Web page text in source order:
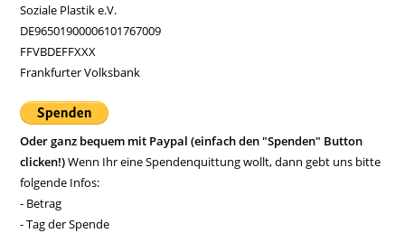
Soziale Plastik e.V.
DE96501900006101767009
FFVBDEFFXXX
Frankfurter Volksbank
Oder ganz bequem mit Paypal (einfach den "Spenden" Button
clicken!)Wenn Ihr eine Spendenquittung wollt, dann gebt uns bitte
folgende Infos:
- Betrag
- Tag der Spende